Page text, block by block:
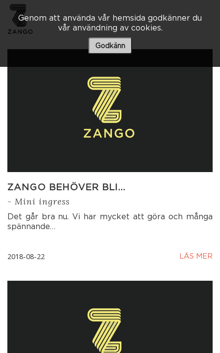
Genom att använda vår hemsida godkänner du
vår användning av cookies.
Godkänn
3 A
– 10 80 00
ZANGO BEHÖVER BLI…
- Mini ingress
Det går bra nu. Vi har mycket att göra och många
spännande…
2018-08-22 LÄS MER